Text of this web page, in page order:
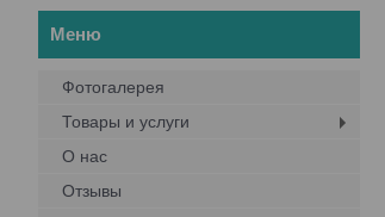
Фотогалерея
Товары и услуги
О нас
Отзывы